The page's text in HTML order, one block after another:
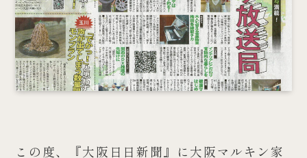
この度、『大阪日日新聞』に大阪マルキン家